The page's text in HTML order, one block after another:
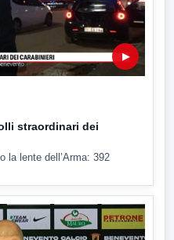
▶
straordinari dei
la lente dell’Arma: 392